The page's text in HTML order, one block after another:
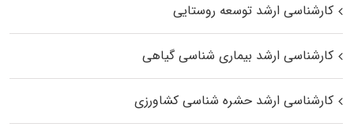
کارشناسی ارشد توسعه روستایی
کارشناسی ارشد بیماری‌ شناسی گیاهی
کارشناسی ارشد حشره‌ شناسی کشاورزی